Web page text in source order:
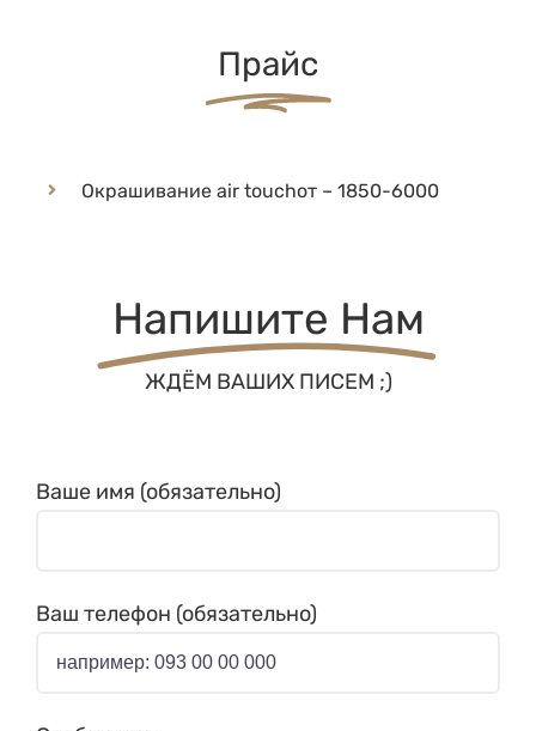
ЖДЁМ ВАШИХ ПИСЕМ ;)